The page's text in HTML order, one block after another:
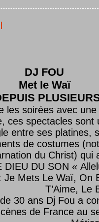
DJ FOU
Met le Waï
les soirées avec
ces spectacles sont
entre ses platines,
de costumes
du Christ) qui
DIEU DU SON «
Je Mets Le Waï, On
T’Aime, Le
30 ans Dj Fou a
de France au